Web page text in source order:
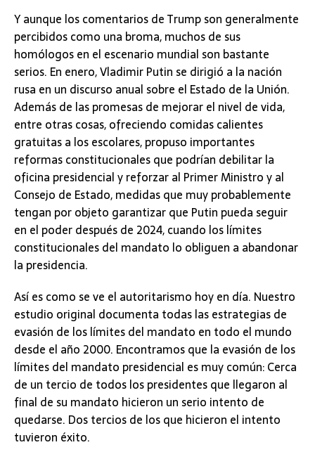
Y aunque los comentarios de Trump son generalmente
percibidos como una broma, muchos de sus
homólogos en el escenario mundial son bastante
serios. En enero, Vladimir Putin se dirigió a la nación
rusa en un discurso anual sobre el Estado de la Unión.
Además de las promesas de mejorar el nivel de vida,
entre otras cosas, ofreciendo comidas calientes
gratuitas a los escolares, propuso importantes
reformas constitucionales que podrían debilitar la
oficina presidencial y reforzar al Primer Ministro y al
Consejo de Estado, medidas que muy probablemente
tengan por objeto garantizar que Putin pueda seguir
en el poder después de 2024, cuando los límites
constitucionales del mandato lo obliguen a abandonar
la presidencia.
Así es como se ve el autoritarismo hoy en día. Nuestro
estudio original documenta todas las estrategias de
evasión de los límites del mandato en todo el mundo
desde el año 2000. Encontramos que la evasión de los
límites del mandato presidencial es muy común: Cerca
de un tercio de todos los presidentes que llegaron al
final de su mandato hicieron un serio intento de
quedarse. Dos tercios de los que hicieron el intento
tuvieron éxito.